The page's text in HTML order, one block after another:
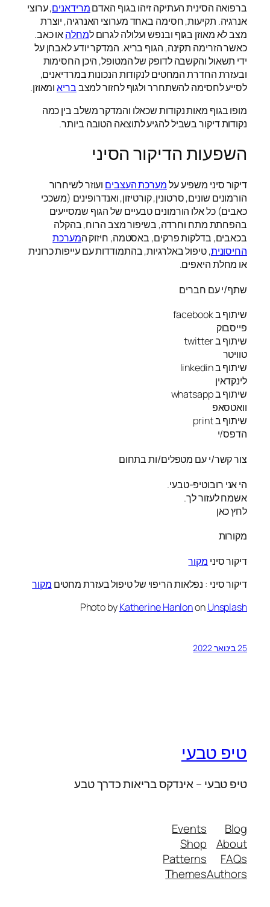
ברפואה הסינית העתיקה זיהו בגוף האדםמרידאנים, ערוצי
אנרגיה. תקיעות, חסימה באחד מערוצי האנרגיה, יוצרת
מצב לא מאוזן בגוף ובנפש ועלולה לגרום למחלהאו כאב.
כאשר הזרימה תקינה, הגוף בריא. המדקר יודע לאבחן על
ידי תשאול והקשבה לדופק של המטופל, היכן החסימות
ובעזרת החדרת המחטים לנקודות הנכונות במרדיאנים,
לסייע לחסימה להשתחרר ולגוף לחזור למצבבריאומאוזן.
מופו בגוף מאות נקודות שכאלו והמדקר משלב בין כמה
נקודות דיקור בשביל להגיע לתוצאה הטובה ביותר.
השפעות הדיקור הסיני
דיקור סיני משפיע עלמערכת העצבים ועוזר לשיחרור
הורמונים שונים, סרטונין, קורטיזון, ואנדרופינים (משככי
כאבים) כל אלו הורמונים טבעיים של הגוף שמסייעים
בהפחתת מתח וחרדה, בשיפור מצב הרוח, בהקלה
בכאבים, בדלקות פרקים, באסטמה, חיזוק המערכת
החיסונית, טיפול באלרגיות, בהתמודדות עם עייפות כרונית
או מחלת היאפים.
שתף/י עם חברים
שיתוף ב facebook
פייסבוק
שיתוף ב twitter
טוויטר
שיתוף ב linkedin
לינקדאין
שיתוף ב whatsapp
וואטסאפ
שיתוף ב print
הדפס/י
צור קשר/י עם מטפלים/ות בתחום
הי אני רובוטיפ-טבעי.
אשמח לעזור לך.
לחץ כאן
מקורות
דיקור סיני מקור
דיקור סיני : נפלאות הריפוי של טיפול בעזרת מחטים מקור
Photo byKatherine HanlononUnsplash
25 בינואר 2022
טיפ טבעי
טיפ טבעי – אינדקס בריאות כדרך טבע
Blog
About
FAQs
Authors
Events
Shop
Patterns
Themes